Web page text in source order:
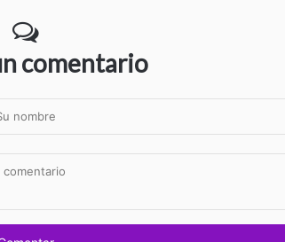
comentario